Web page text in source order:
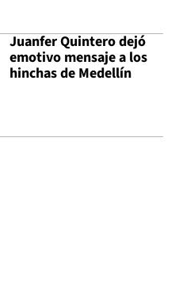
Juanfer Quintero dejó
emotivo mensaje a los
hinchas de Medellín